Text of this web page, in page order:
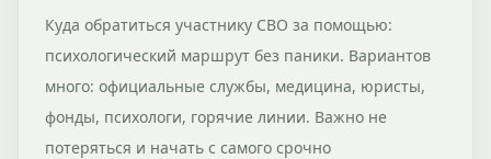
Куда обратиться участнику СВО за помощью:
психологический маршрут без паники. Вариантов
много: официальные службы, медицина, юристы,
фонды, психологи, горячие линии. Важно не
потеряться и начать с самого срочно